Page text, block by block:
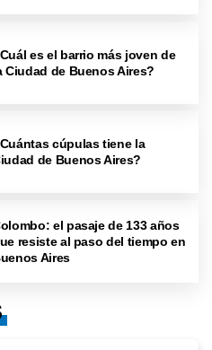
es el barrio más joven de
Ciudad de Buenos Aires?
cúpulas tiene la
de Buenos Aires?
el pasaje de 133 años
resiste al paso del tiempo en
Aires